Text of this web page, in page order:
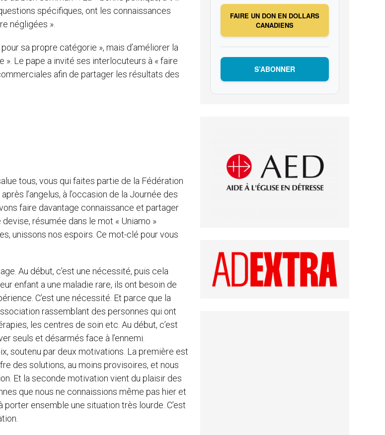
spécifiques, ont les connaissances
négligées ».
sa propre catégorie », mais d’améliorer la
». Le pape a invité ses interlocuteurs à « faire
afin de partager les résultats des
tous, vous qui faites partie de la Fédération
l’angelus, à l’occasion de la Journée des
faire davantage connaissance et partager
résumée dans le mot « Uniamo »
unissons nos espoirs. Ce mot-clé pour vous
Au début, c’est une nécessité, puis cela
enfant a une maladie rare, ils ont besoin de
C’est une nécessité. Et parce que la
rassemblant des personnes qui ont
les centres de soin etc. Au début, c’est
seuls et désarmés face à l’ennemi.
soutenu par deux motivations. La première est
des solutions, au moins provisoires, et nous
Et la seconde motivation vient du plaisir des
que nous ne connaissions même pas hier et
ensemble une situation très lourde. C’est
FAIRE UN DON EN DOLLARS
CANADIENS
S’ABONNER